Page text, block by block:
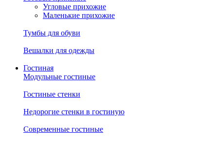
Угловые прихожие
Маленькие прихожие
Тумбы для обуви
Вешалки для одежды
Гостиная
Модульные гостиные
Гостиные стенки
Недорогие стенки в гостиную
Современные гостиные